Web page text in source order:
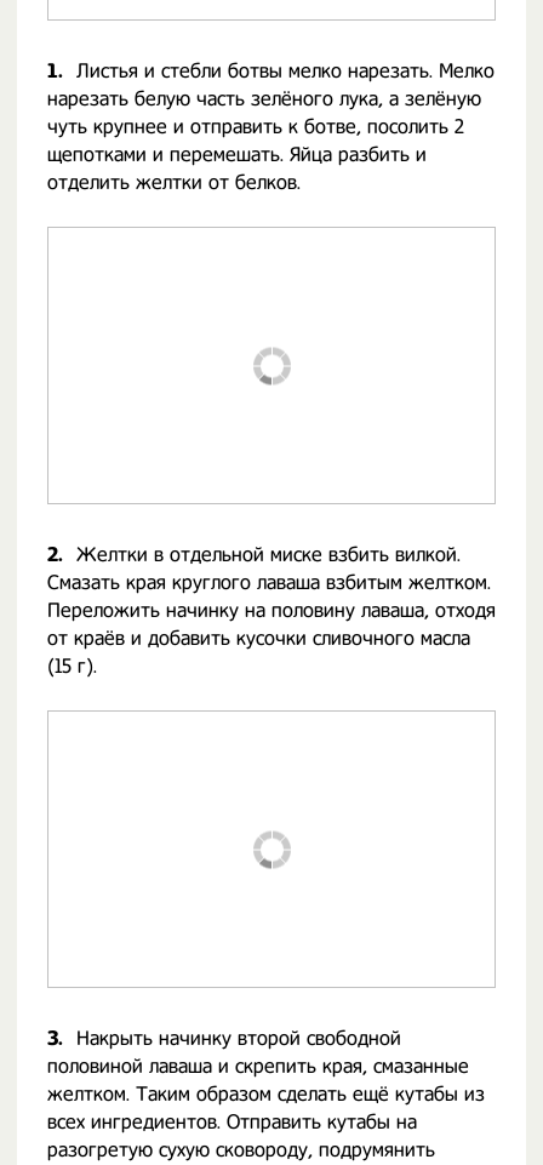
1. Листья и стебли ботвы мелко нарезать. Мелко
нарезать белую часть зелёного лука, а зелёную
чуть крупнее и отправить к ботве, посолить 2
щепотками и перемешать. Яйца разбить и
отделить желтки от белков.
2. Желтки в отдельной миске взбить вилкой.
Смазать края круглого лаваша взбитым желтком.
Переложить начинку на половину лаваша, отходя
от краёв и добавить кусочки сливочного масла
(15 г).
3.
Накрыть начинку второй свободной
половиной лаваша и скрепить края, смазанные
желтком. Таким образом сделать ещё кутабы из
всех ингредиентов. Отправить кутабы на
разогретую сухую сковороду, подрумянить